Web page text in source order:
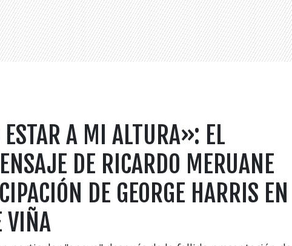
A MI ALTURA»: EL
DE RICARDO MERUANE
DE GEORGE HARRIS EN
VIÑA